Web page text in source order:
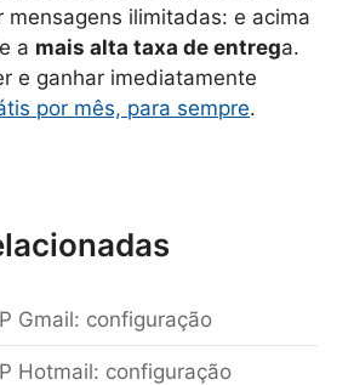
mensagens ilimitadas: e acima
a mais alta taxa de entrega.
e ganhar imediatamente
por mês, para sempre.
Gmail: configuração
Hotmail: configuração